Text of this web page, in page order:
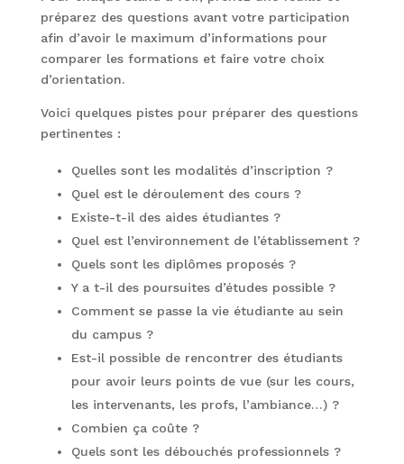
préparez des questions avant votre participation
afin d’avoir le maximum d’informations pour
comparer les formations et faire votre choix
d’orientation.
Voici quelques pistes pour préparer des questions
pertinentes :
Quelles sont les modalités d’inscription ?
Quel est le déroulement des cours ?
Existe-t-il des aides étudiantes ?
Quel est l’environnement de l’établissement ?
Quels sont les diplômes proposés ?
Y a t-il des poursuites d’études possible ?
Comment se passe la vie étudiante au sein
du campus ?
Est-il possible de rencontrer des étudiants
pour avoir leurs points de vue (sur les cours,
les intervenants, les profs, l’ambiance…) ?
Combien ça coûte ?
Quels sont les débouchés professionnels ?